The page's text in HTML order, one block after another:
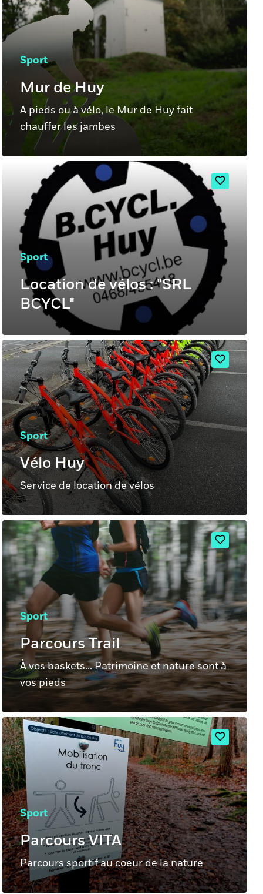
Sport
Mur de Huy
A pieds ou à vélo, le Mur de Huy fait
chauffer les jambes
Sport
Location de vélos : "SRL
BCYCL"
Sport
Vélo Huy
Service de location de vélos
Sport
Parcours Trail
À vos baskets... Patrimoine et nature sont à
vos pieds
Sport
Parcours VITA
Parcours sportif au coeur de la nature